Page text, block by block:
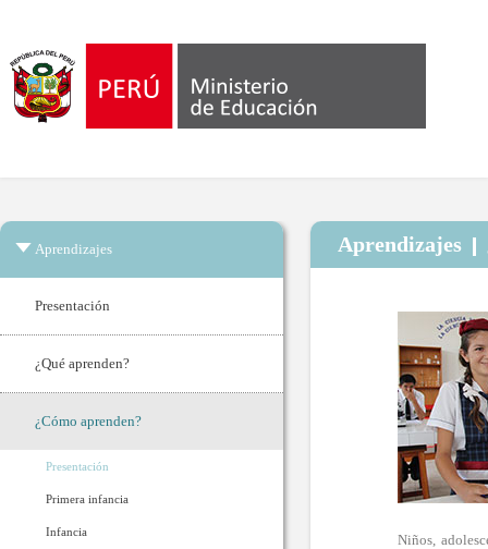
Aprendizajes
Presentación
¿Qué aprenden?
¿Cómo aprenden?
Presentación
Primera infancia
Infancia
Aprendizajes
Niños,